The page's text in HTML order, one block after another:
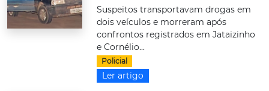
Suspeitos transportavam drogas em
dois veículos e morreram após
confrontos registrados em Jataizinho
e Cornélio...
Policial
Ler artigo